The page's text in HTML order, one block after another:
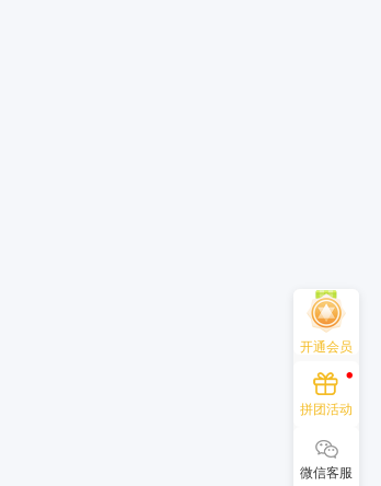
开通会员
拼团活动
微信客服